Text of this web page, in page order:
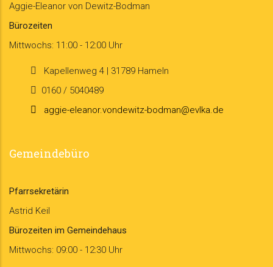
Aggie-Eleanor von Dewitz-Bodman
Bürozeiten
Mittwochs: 11:00 - 12:00 Uhr
Kapellenweg 4 | 31789 Hameln
0160 / 5040489
aggie-eleanor.vondewitz-bodman@evlka.de
Gemeindebüro
Pfarrsekretärin
Astrid Keil
Bürozeiten im Gemeindehaus
Mittwochs: 09:00 - 12:30 Uhr